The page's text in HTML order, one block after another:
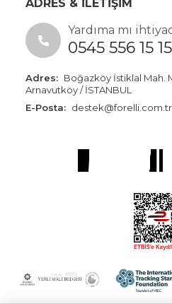
ADRES & İLETİŞİM
Yardıma mı
0545 556 15 15
Adres: Boğazköy İstiklal Mah.
Arnavutköy / İSTANBUL
E-Posta: destek@forelli.com.tr